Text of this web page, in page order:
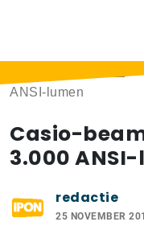
ANSI-lumen
Casio-
3.000
redactie
25 NOVEMBER